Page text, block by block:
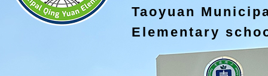
Taoyuan
Elementary